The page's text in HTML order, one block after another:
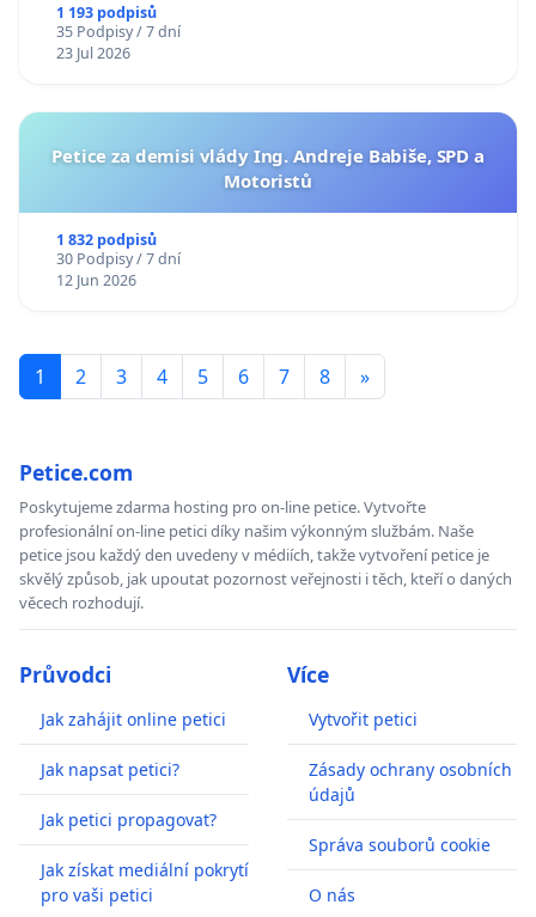
1 193 podpisů
35 Podpisy / 7 dní
23 Jul 2026
Petice za demisi vlády Ing. Andreje Babiše, SPD a
Motoristů
1 832 podpisů
30 Podpisy / 7 dní
12 Jun 2026
1 2 3 4 5 6 7 8 »
Petice.com
Poskytujeme zdarma hosting pro on-line petice. Vytvořte
profesionální on-line petici díky našim výkonným službám. Naše
petice jsou každý den uvedeny v médiích, takže vytvoření petice je
skvělý způsob, jak upoutat pozornost veřejnosti i těch, kteří o daných
věcech rozhodují.
Průvodci
Jak zahájit online petici
Jak napsat petici?
Jak petici propagovat?
Jak získat mediální pokrytí
pro vaši petici
Více
Vytvořit petici
Zásady ochrany osobních
údajů
Správa souborů cookie
O nás